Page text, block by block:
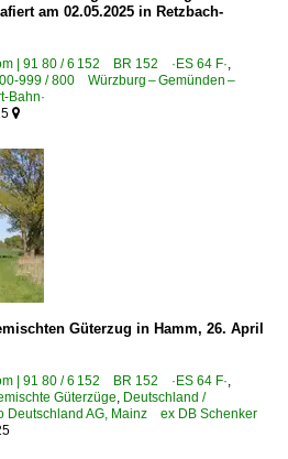
am 02.05.2025 in Retzbach-
| 91 80 / 6 152 BR 152 ·ES 64 F·,
999 / 800 Würzburg – Gemünden –
Bahn·

Güterzug in Hamm, 26. April
| 91 80 / 6 152 BR 152 ·ES 64 F·,
Güterzüge, Deutschland /
Deutschland AG, Mainz ex DB Schenker